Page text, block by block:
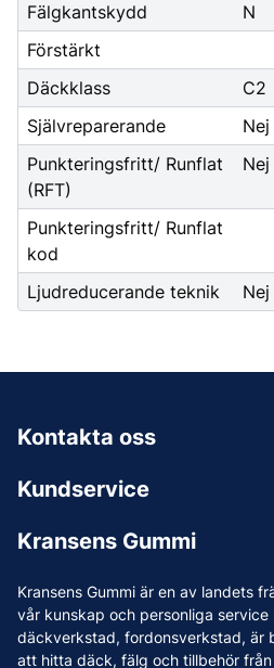
Fälgkantskydd
N
Förstärkt
Däckklass
C2
Självreparerande
Nej
Punkteringsfritt/ Runflat
(RFT)
Nej
Punkteringsfritt/ Runflat
kod
Ljudreducerande teknik
Nej
Kransens Gummi är en av landets
vår kunskap och personliga service
däckverkstad, fordonsverkstad, är
att hitta däck, fälg och tillbehör
Kundservice
Leverans
Reklamation & återköp
Betalning & faktura
Kransens Gummi
Vi som jobbar på Kransens
Jobba hos oss
Kontakta oss
0156-409 00
Mån-Tors 07.30-16:30,
Lunchstängt 12:00-12:30